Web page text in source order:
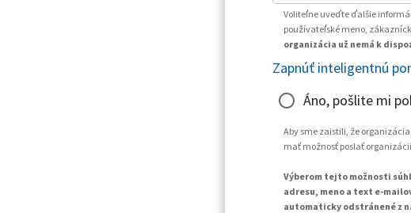
Voliteľne uveďte ďalšie
používateľské meno,
organizácia už nemá k
Zapnúť inteligentnú
Áno, pošlite mi
Aby sme zaistili, že
mať možnosť poslať
Výberom tejto možnosti
adresu, meno a text e-
automaticky odstránené z